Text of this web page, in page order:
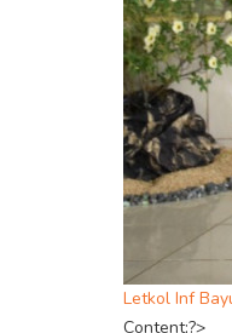
Letkol Inf
Content;?>